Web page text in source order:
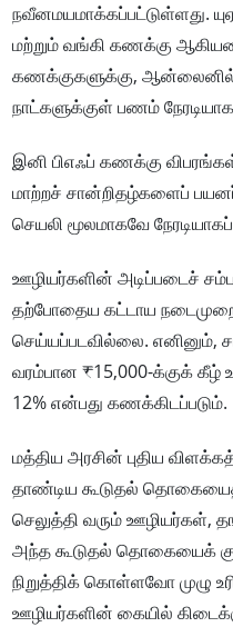
நவீனமயமாக்கப்பட்டுள்ளது.
மற்றும் வங்கி கணக்கு
கணக்குகளுக்கு,
நாட்களுக்குள் பணம்
இனி பிஎஃப் கணக்கு
மாற்றச் சான்றிதழ்களைப்
செயலி மூலமாகவே
ஊழியர்களின் அடிப்படைச்
தற்போதைய கட்டாய
செய்யப்படவில்லை. எனினும்,
வரம்பான ₹15,000-க்குக் கீழ்
12% என்பது கணக்கிடப்படும்.
மத்திய அரசின் புதிய
தாண்டிய கூடுதல் தொகையைத்
செலுத்தி வரும் ஊழியர்கள்,
அந்த கூடுதல் தொகையைக்
நிறுத்திக் கொள்ளவோ முழு
ஊழியர்களின் கையில்